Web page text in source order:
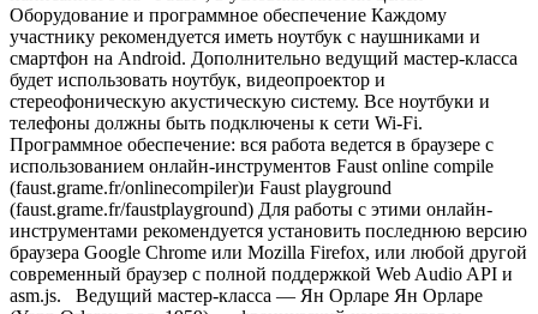
Оборудование и программное обеспечение Каждому
участнику рекомендуется иметь ноутбук с наушниками и
смартфон на Android. Дополнительно ведущий мастер-класса
будет использовать ноутбук, видеопроектор и
стереофоническую акустическую систему. Все ноутбуки и
телефоны должны быть подключены к сети Wi-Fi.
Программное обеспечение: вся работа ведется в браузере с
использованием онлайн-инструментов Faust online compile
(faust.grame.fr/onlinecompiler)и Faust playground
(faust.grame.fr/faustplayground) Для работы с этими онлайн-
инструментами рекомендуется установить последнюю версию
браузера Google Chrome или Mozilla Firefox, или любой другой
современный браузер с полной поддержкой Web Audio API и
asm.js. Ведущий мастер-класса — Ян Орларе Ян Орларе